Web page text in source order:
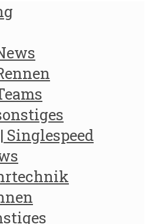
Singlespeed